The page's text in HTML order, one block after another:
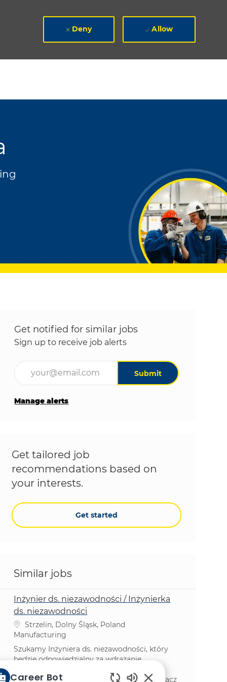
Deny Allow
Get notified for similar jobs
Sign up to receive job alerts
Submit
Manage alerts
Get tailored job
recommendations based on
your interests.
Get started
Similar jobs
Inżynier ds. niezawodności / Inżynierka
ds. niezawodności
Location
Strzelin, Dolny Śląsk, Poland
Category
Manufacturing
Szukamy Inżyniera ds. niezawodności, który
będzie odpowiedzialny za wdrażanie
zakresie smarowania oraz konserwacji. Dołącz
Career Bot